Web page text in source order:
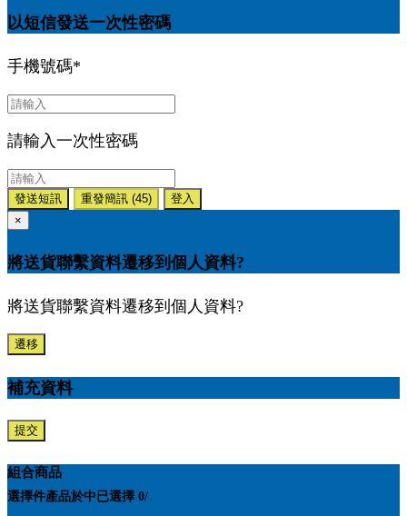
以短信發送一次性密碼
手機號碼*
請輸入一次性密碼
發送短訊 重發簡訊 (45)
登入
×
將送貨聯繫資料遷移到個人資料?
將送貨聯繫資料遷移到個人資料?
遷移
補充資料
提交
組合商品
選擇件產品於中已選擇 0/